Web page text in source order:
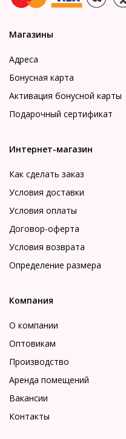
Магазины
Адреса
Бонусная карта
Активация бонусной карты
Подарочный сертификат
Интернет-магазин
Как сделать заказ
Условия доставки
Условия оплаты
Договор-оферта
Условия возврата
Определение размера
Компания
О компании
Оптовикам
Производство
Аренда помещений
Вакансии
Контакты